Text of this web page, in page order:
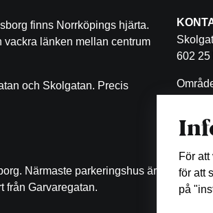
finns Norrköpings hjärta.
vackra länken mellan centrum
och Skolgatan. Precis
Närmaste parkeringshus är
från Garvaregatan.
602 25
011-
För
för att
på